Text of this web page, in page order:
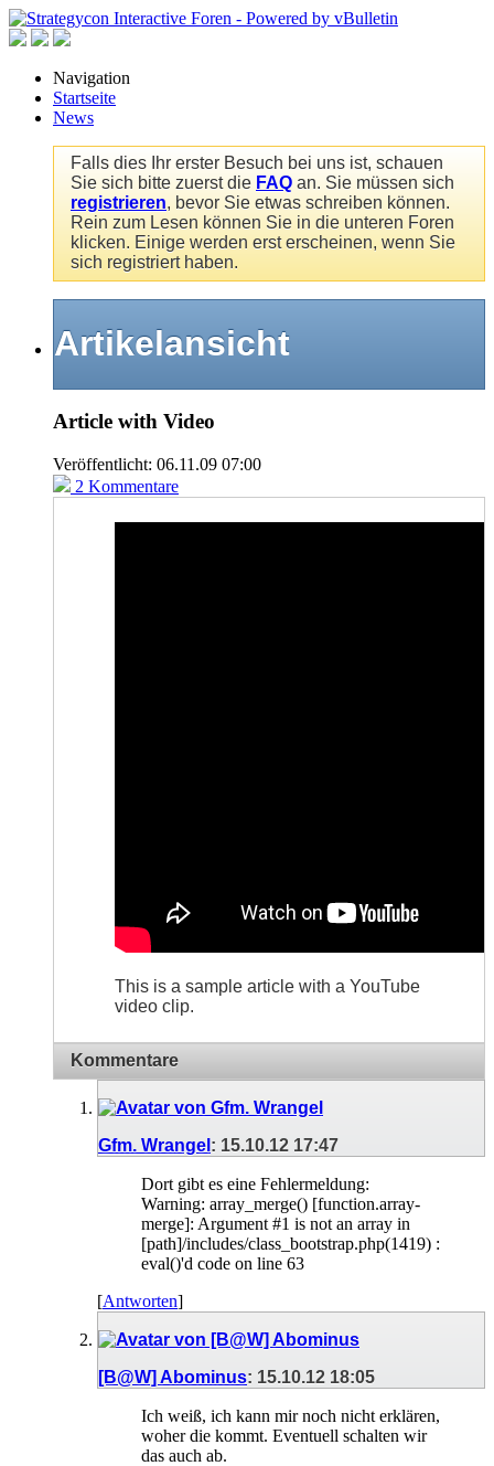
Navigation
Startseite
News
Falls dies Ihr erster Besuch bei uns ist, schauen
Sie sich bitte zuerst die FAQ an. Sie müssen sich
registrieren, bevor Sie etwas schreiben können.
Rein zum Lesen können Sie in die unteren Foren
klicken. Einige werden erst erscheinen, wenn Sie
sich registriert haben.
Artikelansicht
Article with Video
Veröffentlicht: 06.11.09 07:00
2 Kommentare
This is a sample article with a YouTube
video clip.
Kommentare
Gfm. Wrangel : 15.10.12 17:47
Dort gibt es eine Fehlermeldung:
Warning: array_merge() [function.array-
merge]: Argument #1 is not an array in
[path]/includes/class_bootstrap.php(1419) :
eval()'d code on line 63
[Antworten]
[B@W] Abominus: 15.10.12 18:05
Ich weiß, ich kann mir noch nicht erklären,
woher die kommt. Eventuell schalten wir
das auch ab.